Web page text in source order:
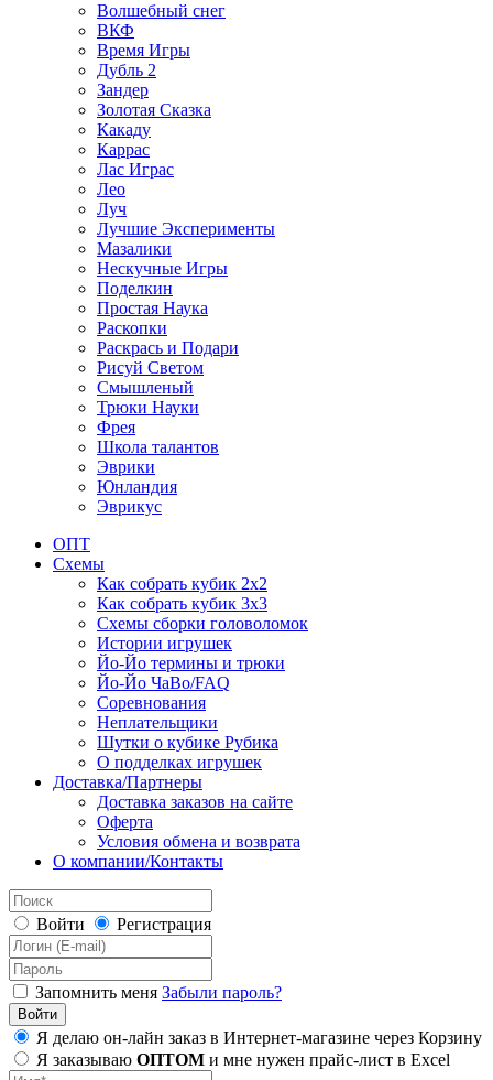
Волшебный снег
ВКФ
Время Игры
Дубль 2
Зандер
Золотая Сказка
Какаду
Каррас
Лас Играс
Лео
Луч
Лучшие Эксперименты
Мазалики
Нескучные Игры
Поделкин
Простая Наука
Раскопки
Раскрась и Подари
Рисуй Светом
Смышленый
Трюки Науки
Фрея
Школа талантов
Эврики
Юнландия
Эврикус
ОПТ
Схемы
Как собрать кубик 2х2
Как собрать кубик 3х3
Схемы сборки головоломок
Истории игрушек
Йо-Йо термины и трюки
Йо-Йо ЧаВо/FAQ
Соревнования
Неплательщики
Шутки о кубике Рубика
О подделках игрушек
Доставка/Партнеры
Доставка заказов на сайте
Оферта
Условия обмена и возврата
О компании/Контакты
Войти Регистрация
Запомнить меня Забыли пароль?
Я делаю он-лайн заказ в Интернет-магазине через Корзину
Я заказываю ОПТОМ и мне нужен прайс-лист в Excel